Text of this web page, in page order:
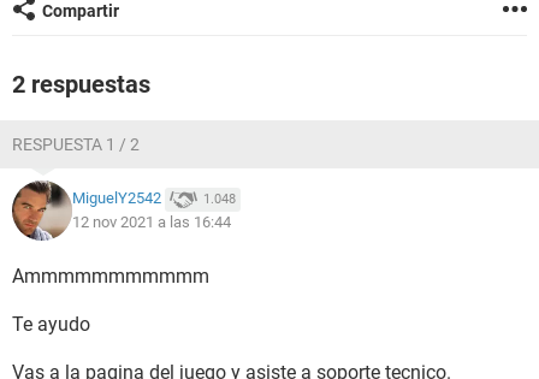
Compartir
2 respuestas
RESPUESTA 1 / 2
MiguelY2542 1.048
12 nov 2021 a las 16:44
Ammmmmmmmmmm
Te ayudo
Vas a la pagina del juego y asiste a soporte tecnico.